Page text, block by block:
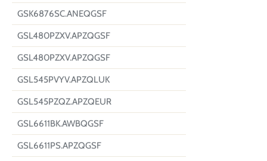
GSK6876SC.ANEQGSF
GSL480PZXV.APZQGSF
GSL480PZXV.APZQGSF
GSL545PVYV.APZQLUK
GSL545PZQZ.APZQEUR
GSL6611BK.AWBQGSF
GSL6611PS.APZQGSF